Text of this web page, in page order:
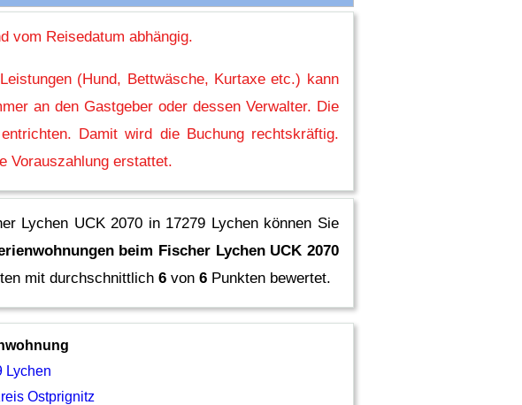
vom Reisedatum abhängig.
(Hund, Bettwäsche, Kurtaxe etc.) kann
an den Gastgeber oder dessen Verwalter. Die
Damit wird die Buchung rechtskräftig.
Vorauszahlung erstattet.
Lychen UCK 2070 in 17279 Lychen können Sie
beim Fischer Lychen UCK 2070
mit durchschnittlich6 von6 Punkten bewertet.
Lychen
Ostprignitz